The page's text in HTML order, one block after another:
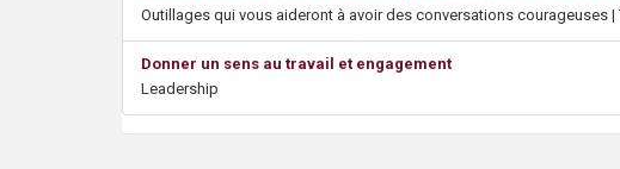
Outillages qui vous aideront à avoir des conversations courageuses
Donner un sens au travail et engagement
Leadership